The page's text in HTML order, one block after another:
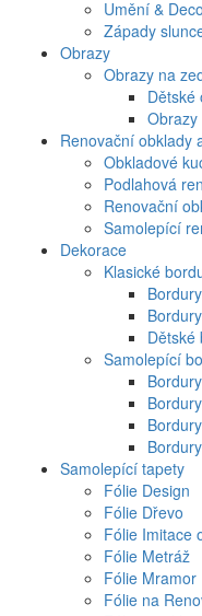
Umění & Deco
Západy
Obrazy
Obrazy na
Dětské
Obrazy
Renovační obklady
Obkladové
Podlahová
Renovační
Samolepící
Dekorace
Klasické
Dětské
Samolepící
Samolepící tapety
Fólie Design
Fólie Dřevo
Fólie Imitace
Fólie Metráž
Fólie Mramor
Fólie na